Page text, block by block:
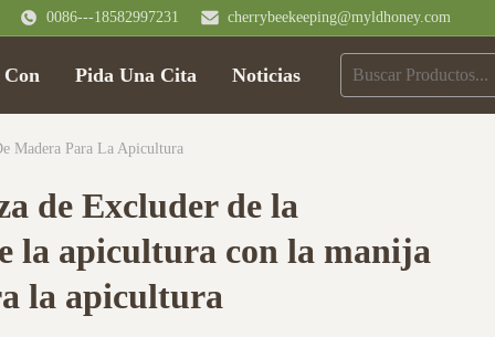
0086---18582997231 cherrybeekeeping@myldhoney.com
Con Pida Una Cita Noticias
Madera Para La Apicultura
de Excluder de la
la apicultura con la manija
la apicultura